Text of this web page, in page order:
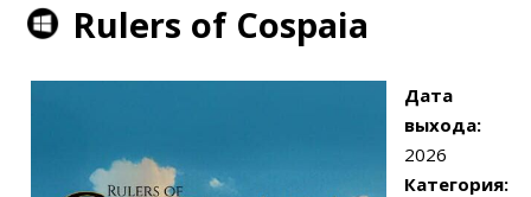
Rulers of Cospaia
Дата
выхода:
2026
Категория: